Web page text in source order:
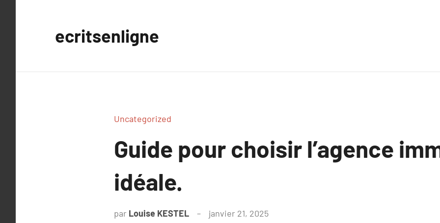
ecritsenligne
Uncategorized
Guide pour choisir l’agence
idéale.
par Louise KESTEL janvier 21, 2025